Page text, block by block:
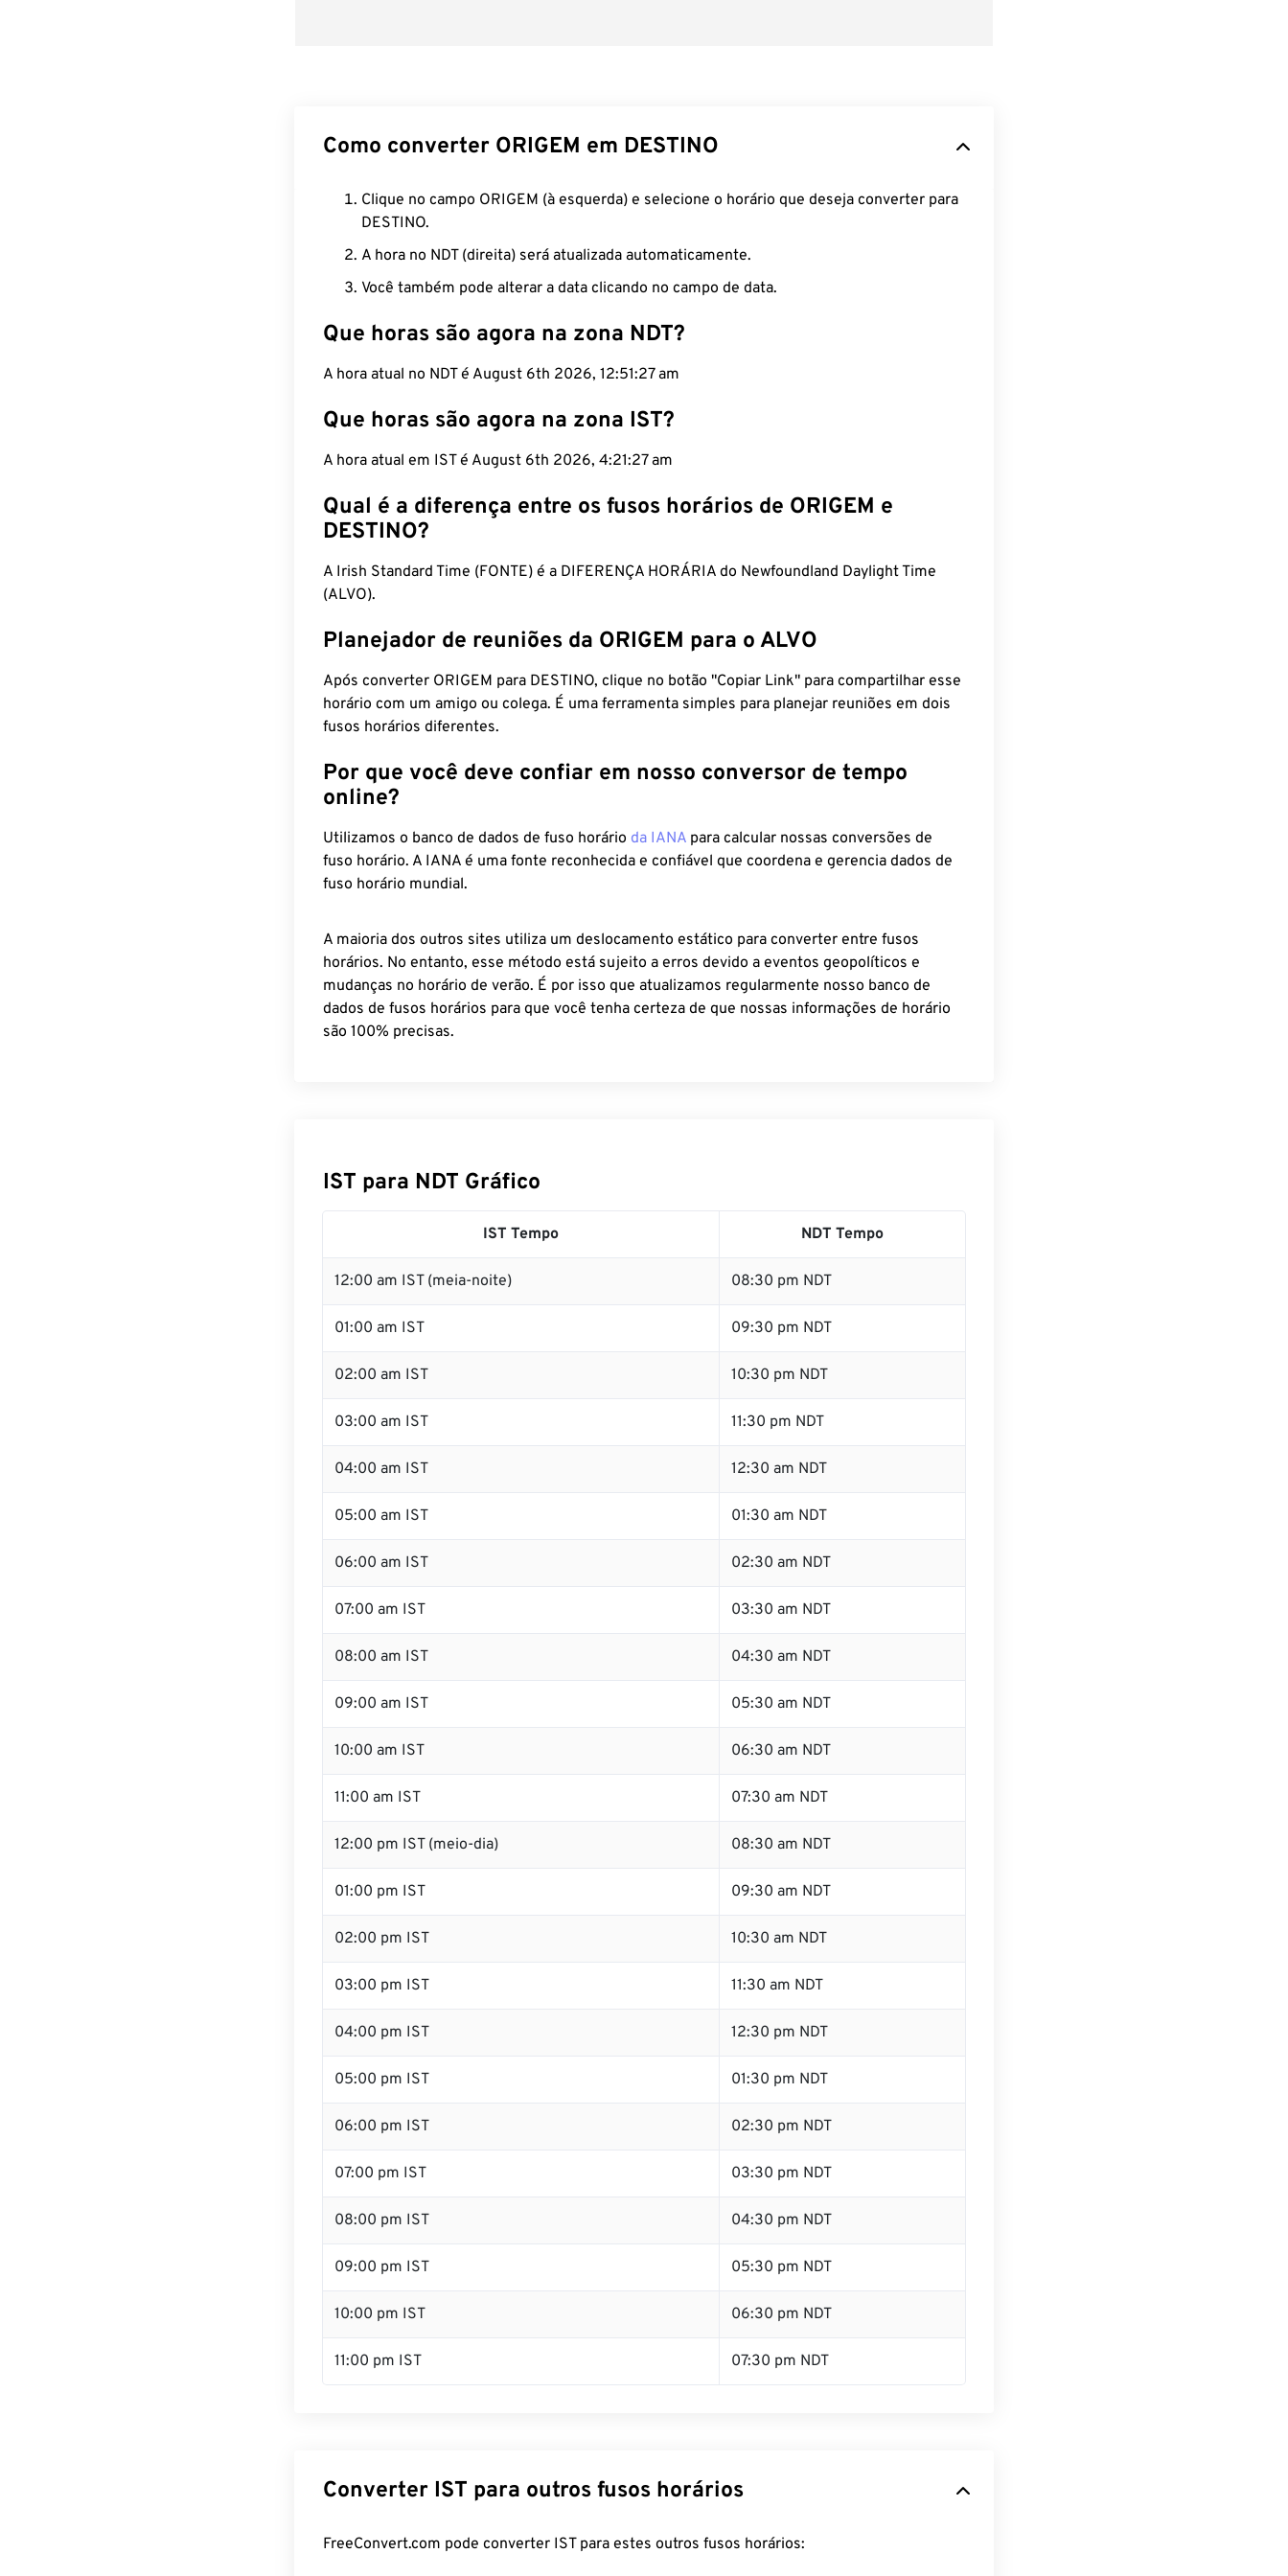
Como converter ORIGEM em DESTINO
Clique no campo ORIGEM (à esquerda) e selecione o horário que deseja converter para
DESTINO.
A hora no NDT (direita) será atualizada automaticamente.
Você também pode alterar a data clicando no campo de data.
Que horas são agora na zona NDT?
A hora atual no NDT é August 6th 2026, 12:51:28 am
Que horas são agora na zona IST?
A hora atual em IST é August 6th 2026, 4:21:28 am
Qual é a diferença entre os fusos horários de ORIGEM e
DESTINO?
A Irish Standard Time (FONTE) é a DIFERENÇA HORÁRIA do Newfoundland Daylight Time
(ALVO).
Planejador de reuniões da ORIGEM para o ALVO
Após converter ORIGEM para DESTINO, clique no botão "Copiar Link" para compartilhar esse
horário com um amigo ou colega. É uma ferramenta simples para planejar reuniões em dois
fusos horários diferentes.
Por que você deve confiar em nosso conversor de tempo
online?
Utilizamos o banco de dados de fuso horário da IANA para calcular nossas conversões de
fuso horário. A IANA é uma fonte reconhecida e confiável que coordena e gerencia dados de
fuso horário mundial.
A maioria dos outros sites utiliza um deslocamento estático para converter entre fusos
horários. No entanto, esse método está sujeito a erros devido a eventos geopolíticos e
mudanças no horário de verão. É por isso que atualizamos regularmente nosso banco de
dados de fusos horários para que você tenha certeza de que nossas informações de horário
são 100% precisas.
IST para NDT Gráfico
IST Tempo NDT Tempo
12:00 am IST (meia-noite) 08:30 pm NDT
01:00 am IST 09:30 pm NDT
02:00 am IST 10:30 pm NDT
03:00 am IST 11:30 pm NDT
04:00 am IST 12:30 am NDT
05:00 am IST 01:30 am NDT
06:00 am IST 02:30 am NDT
07:00 am IST 03:30 am NDT
08:00 am IST 04:30 am NDT
09:00 am IST 05:30 am NDT
10:00 am IST 06:30 am NDT
11:00 am IST 07:30 am NDT
12:00 pm IST (meio-dia) 08:30 am NDT
01:00 pm IST 09:30 am NDT
02:00 pm IST 10:30 am NDT
03:00 pm IST 11:30 am NDT
04:00 pm IST 12:30 pm NDT
05:00 pm IST 01:30 pm NDT
06:00 pm IST 02:30 pm NDT
07:00 pm IST 03:30 pm NDT
08:00 pm IST 04:30 pm NDT
09:00 pm IST 05:30 pm NDT
10:00 pm IST 06:30 pm NDT
11:00 pm IST 07:30 pm NDT
Converter IST para outros fusos horários
FreeConvert.com pode converter IST para estes outros fusos horários: